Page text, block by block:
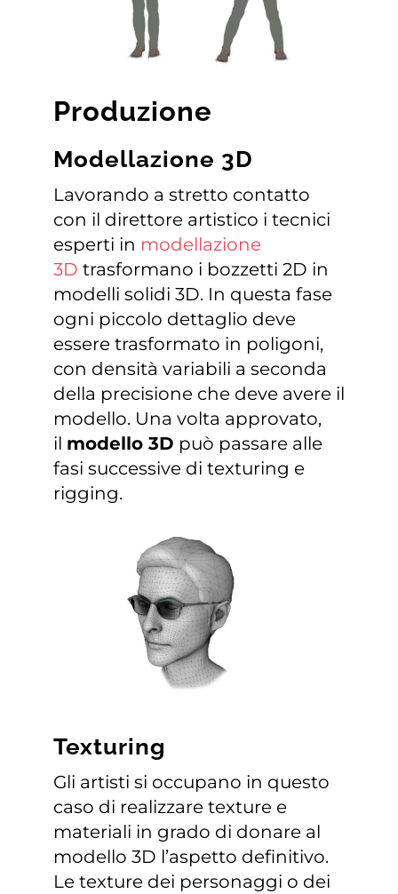
Produzione
Modellazione 3D
Lavorando a stretto contatto
con il direttore artistico i tecnici
esperti in modellazione
3D trasformano i bozzetti 2D in
modelli solidi 3D. In questa fase
ogni piccolo dettaglio deve
essere trasformato in poligoni,
con densità variabili a seconda
della precisione che deve avere il
modello. Una volta approvato,
il modello 3D può passare alle
fasi successive di texturing e
rigging.
Texturing
Gli artisti si occupano in questo
caso di realizzare texture e
materiali in grado di donare al
modello 3D l’aspetto definitivo.
Le texture dei personaggi o dei